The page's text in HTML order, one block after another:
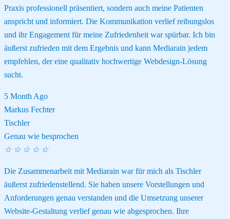
Praxis professionell präsentiert, sondern auch meine Patienten
anspricht und informiert. Die Kommunikation verlief reibungslos
und ihr Engagement für meine Zufriedenheit war spürbar. Ich bin
äußerst zufrieden mit dem Ergebnis und kann Mediarain jedem
empfehlen, der eine qualitativ hochwertige Webdesign-Lösung
sucht.
5 Month Ago
Markus Fechter
Tischler
Genau wie besprochen
☆ ☆ ☆ ☆ ☆
Die Zusammenarbeit mit Mediarain war für mich als Tischler
äußerst zufriedenstellend. Sie haben unsere Vorstellungen und
Anforderungen genau verstanden und die Umsetzung unserer
Website-Gestaltung verlief genau wie abgesprochen. Ihre